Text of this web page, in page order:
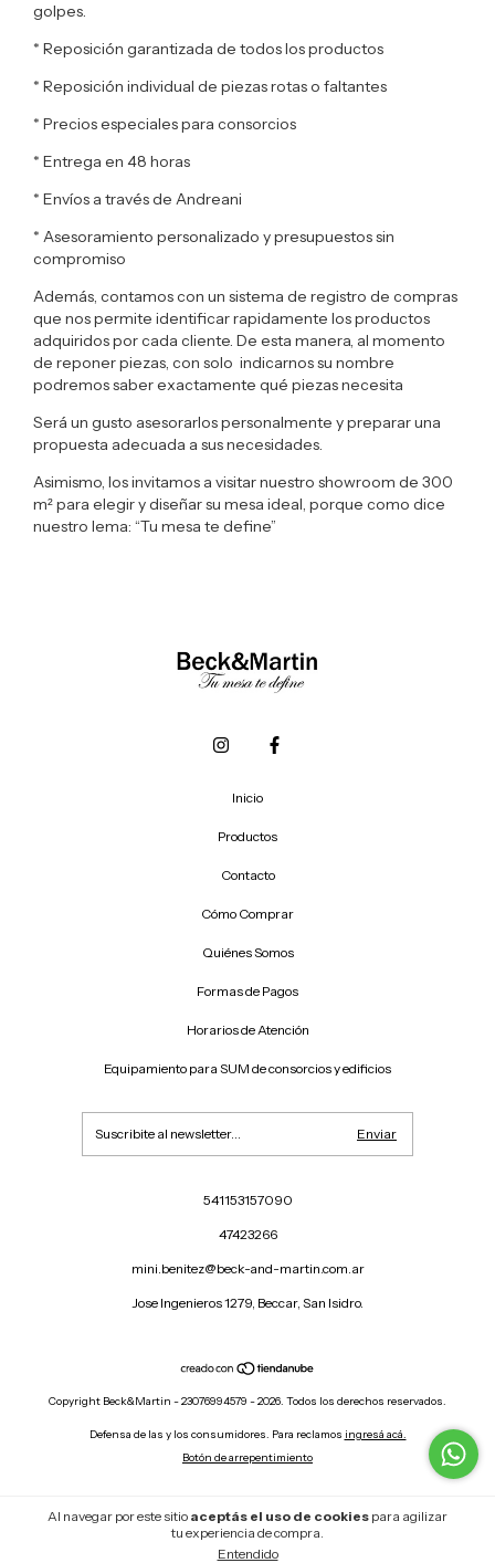
Al navegar por este sitio aceptás el uso de cookies para agilizar
tu experiencia de compra.
Entendido
golpes.
* Reposición garantizada de todos los productos
* Reposición individual de piezas rotas o faltantes
* Precios especiales para consorcios
* Entrega en 48 horas
* Envíos a través de Andreani
* Asesoramiento personalizado y presupuestos sin
compromiso
Además, contamos con un sistema de registro de compras
que nos permite identificar rapidamente los productos
adquiridos por cada cliente. De esta manera, al momento
de reponer piezas, con solo indicarnos su nombre
podremos saber exactamente qué piezas necesita
Será un gusto asesorarlos personalmente y preparar una
propuesta adecuada a sus necesidades.
Asimismo, los invitamos a visitar nuestro showroom de 300
m² para elegir y diseñar su mesa ideal, porque como dice
nuestro lema: “Tu mesa te define”
Inicio
Productos
Contacto
Cómo Comprar
Quiénes Somos
Formas de Pagos
Horarios de Atención
Equipamiento para SUM de consorcios y edificios
541153157090
47423266
mini.benitez@beck-and-martin.com.ar
Jose Ingenieros 1279, Beccar, San Isidro.
Copyright Beck&Martin - 23076994579 - 2026. Todos los derechos reservados.
Defensa de las y los consumidores. Para reclamos ingresá acá.
Botón de arrepentimiento